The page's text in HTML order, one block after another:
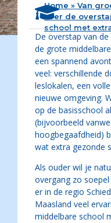
Home »Van
over de
school met
De overstap van
de grote
een spannend
veel: verschillende
leslokalen, een
nieuwe omgeving.
op de basisschool
(bijvoorbeeld
hoogbegaafdheid)
wat extra gezonde
Als ouder wil je
overgang zo
er in de regio
Maasland veel
middelbare school